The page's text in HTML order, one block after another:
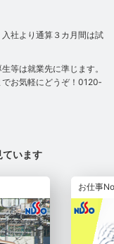
社より通算３カ月間は試
等は就業先に準じます。
お気軽にどうぞ！0120‐
ています
お仕事